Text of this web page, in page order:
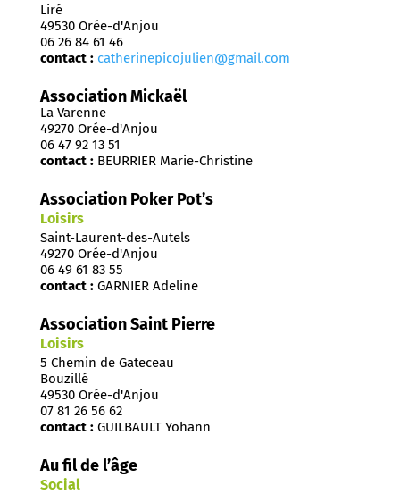
Liré
49530 Orée-d'Anjou
06 26 84 61 46
contact : catherinepicojulien@gmail.com
Association Mickaël
La Varenne
49270 Orée-d'Anjou
06 47 92 13 51
contact : BEURRIER Marie-Christine
Association Poker Pot’s
Loisirs
Saint-Laurent-des-Autels
49270 Orée-d'Anjou
06 49 61 83 55
contact : GARNIER Adeline
Association Saint Pierre
Loisirs
5 Chemin de Gateceau
Bouzillé
49530 Orée-d'Anjou
07 81 26 56 62
contact : GUILBAULT Yohann
Au fil de l’âge
Social